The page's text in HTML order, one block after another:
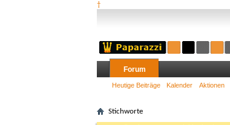
†
Forum
Heutige Beiträge Kalender Aktionen
Stichworte